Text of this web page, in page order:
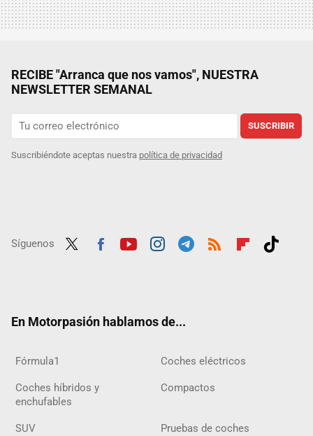
RECIBE "Arranca que nos vamos", NUESTRA
NEWSLETTER SEMANAL
SUSCRIBIR
Suscribiéndote aceptas nuestra política de privacidad
Síguenos
En Motorpasión hablamos de...
Fórmula1 Coches eléctricos
Coches híbridos y
enchufables
Compactos
SUV Pruebas de coches